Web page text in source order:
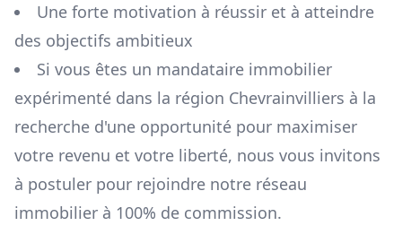
Une forte motivation à réussir et à atteindre
des objectifs ambitieux
Si vous êtes un mandataire immobilier
expérimenté dans la région Chevrainvilliers à la
recherche d'une opportunité pour maximiser
votre revenu et votre liberté, nous vous invitons
à postuler pour rejoindre notre réseau
immobilier à 100% de commission.